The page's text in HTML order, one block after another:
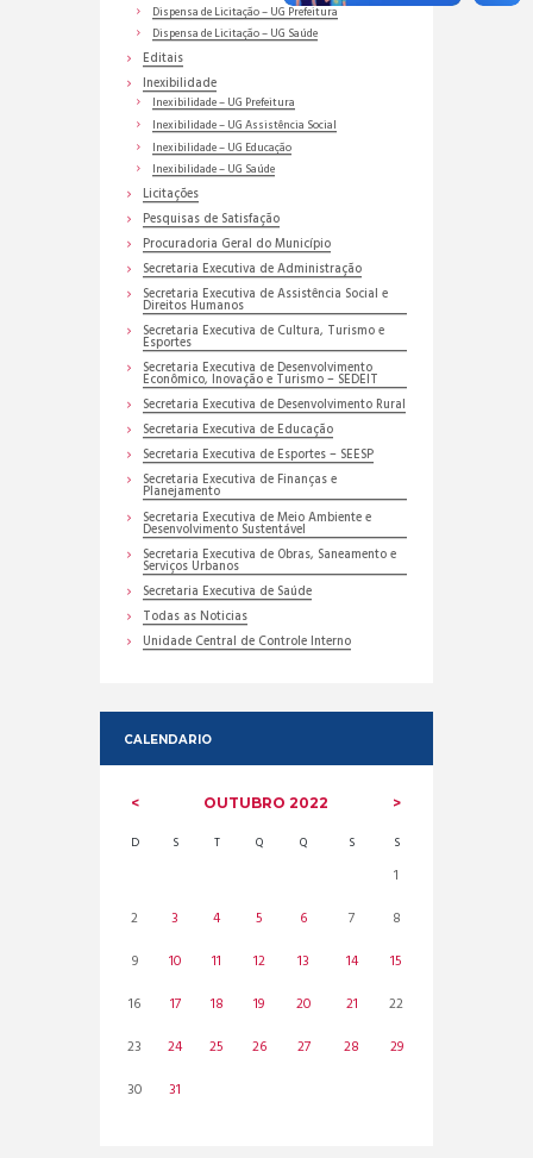
Dispensa de Licitação – UG Prefeitura
Dispensa de Licitação – UG Saúde
Editais
Inexibilidade
Inexibilidade – UG Prefeitura
Inexibilidade – UG Assistência Social
Inexibilidade – UG Educação
Inexibilidade – UG Saúde
Licitações
Pesquisas de Satisfação
Procuradoria Geral do Município
Secretaria Executiva de Administração
Secretaria Executiva de Assistência Social e
Direitos Humanos
Secretaria Executiva de Cultura, Turismo e
Esportes
Secretaria Executiva de Desenvolvimento
Econômico, Inovação e Turismo – SEDEIT
Secretaria Executiva de Desenvolvimento Rural
Secretaria Executiva de Educação
Secretaria Executiva de Esportes – SEESP
Secretaria Executiva de Finanças e
Planejamento
Secretaria Executiva de Meio Ambiente e
Desenvolvimento Sustentável
Secretaria Executiva de Obras, Saneamento e
Serviços Urbanos
Secretaria Executiva de Saúde
Todas as Noticias
Unidade Central de Controle Interno
CALENDARIO
OUTUBRO 2022
D S T Q Q S S
1
2
3 4 5 6 7
8
9
10 11 12 13 14
15
16
17 18 19 20 21
22
23
24 25 26 27 28
29
30
31